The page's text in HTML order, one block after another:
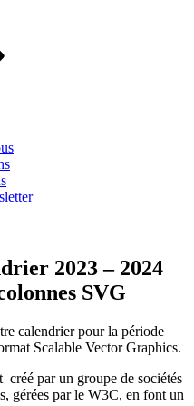
2023 – 2024
SVG
calendrier pour la période
Scalable Vector Graphics.
par un groupe de sociétés
gérées par le W3C, en font un